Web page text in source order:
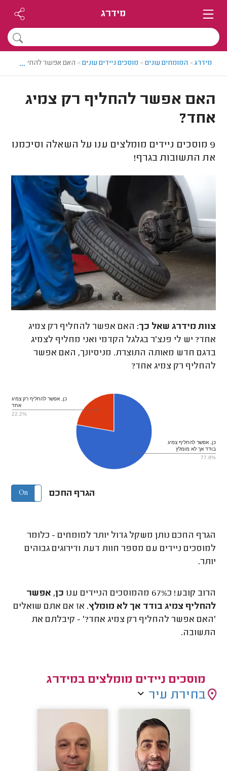
מידרג
מידרג> המומחים עונים> מוסכים ניידים עונים> האם אפשר להחליף רק
...
האם אפשר להחליף רק צמיג
אחד?
9 מוסכים ניידים מומלצים ענו על השאלה וסיכמנו
את התשובות בגרף!
צוות מידרג שאל כך: האם אפשר להחליף רק צמיג
אחד? יש לי פנצ'ר בגלגל הקדמי ואני מחליף לצמיג
בדגם חדש מאותה התוצרת. מניסיונך, האם אפשר
להחליף רק צמיג אחד?
כן, אפשר להחליף צמיג
בודד אך לא מומלץ
77.8%
כן, אפשר להחליף רק צמיג
אחד
22.2%
הגרף החכם On Off
הגרף החכם נותן משקל גדול יותר למומחים - כלומר
למוסכים ניידים עם מספר חוות דעת ודירוגים גבוהים
יותר.
הרוב קובע! כ67% מהמוסכים הניידים ענו
כן, אפשר
להחליף צמיג בודד אך לא מומלץ. אז אם אתם שואלים
'האם אפשר להחליף רק צמיג אחד?' - קיבלתם את
התשובה.
מוסכים ניידים מומלצים במידרג
בחירת עיר